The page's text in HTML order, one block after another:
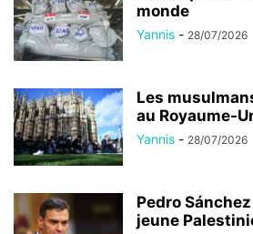
monde
Yannis - 28/07/2026
Les
au Royaume-
Yannis - 28/07/2026
Pedro
jeune